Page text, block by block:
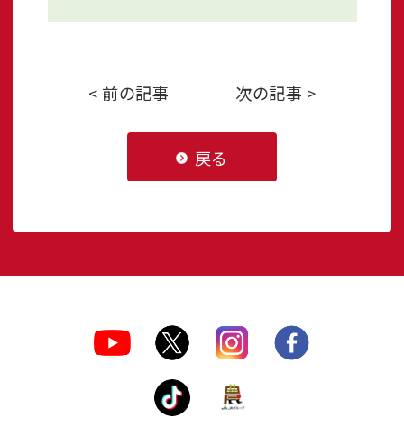
< 前の記事 次の記事 >
戻る